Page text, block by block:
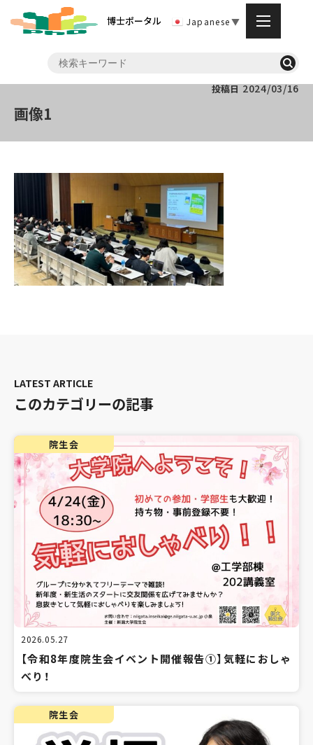
博士ポータル Japanese▼
投稿日 2024/03/16
画像1
このカテゴリーの記事
院生会
2026.05.27
【令和8年度院生会イベント開催報告①】気軽におしゃ
べり！
院生会